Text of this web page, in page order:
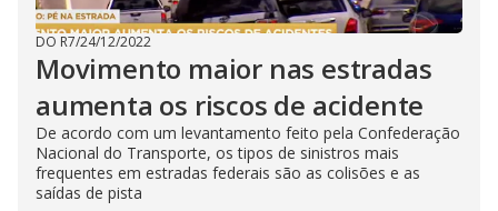
DO R7/24/12/2022
Movimento maior nas estradas
aumenta os riscos de acidente
De acordo com um levantamento feito pela Confederação
Nacional do Transporte, os tipos de sinistros mais
frequentes em estradas federais são as colisões e as
saídas de pista